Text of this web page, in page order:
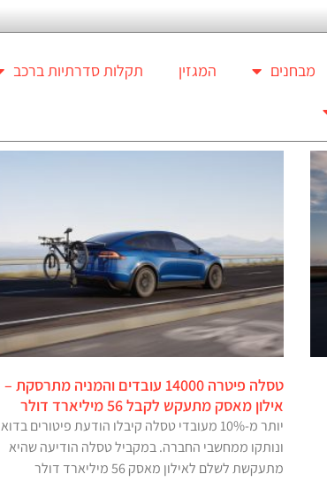
מבחנים המגזין תקלות סדרתיות ברכב
טסלה פיטרה 14000 עובדים והמניה
אילון מאסק מתעקש לקבל 56 מיליארד דולר
יותר מ-10% מעובדי טסלה קיבלו הודעת פיטורים
ונותקו ממחשבי החברה. במקביל טסלה הודיעה שהיא
מתעקשת לשלם לאילון מאסק 56 מיליארד דולר